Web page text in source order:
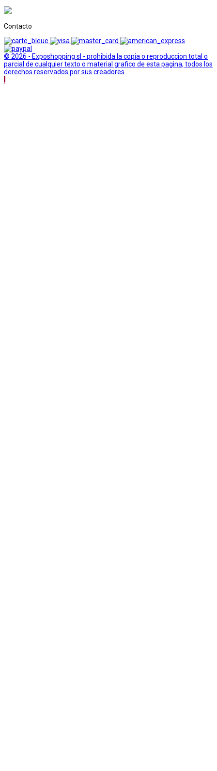
Contacto
© 2026 - Exposhopping sl - prohibida la copia o reproduccion total o
parcial de cualquier texto o material grafico de esta pagina, todos los
derechos reservados por sus creadores.